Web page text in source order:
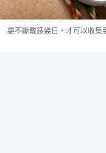
要不斷戴錶幾日，才可以收集